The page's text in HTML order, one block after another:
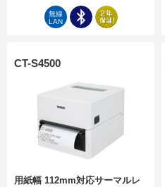
無線
LAN
CT-S4500
用紙幅 112mm対応サーマルレ